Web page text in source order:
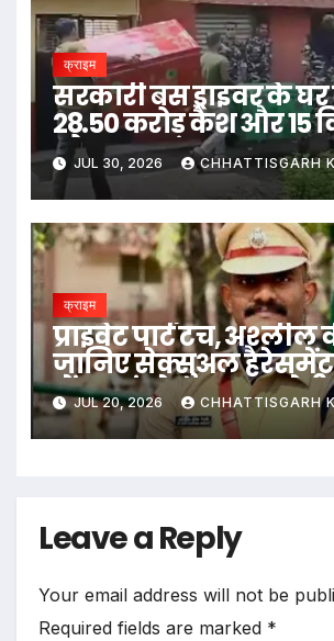
क्राइम
सरकारी बस ड्राइवर के
28.50 करोड़ कैश और 15
सोना
JUL 30, 2026 CHHATTISGARH
क्राइम
प्राइवेट पार्ट टच, अश्लील
जानिए सेक्सुअल हैरेसमेंट
में बुरा फंसे उदय कृष्ण रेड्डी
JUL 20, 2026 CHHATTISGARH
Leave a Reply
Your email address will not be
Required fields are marked *